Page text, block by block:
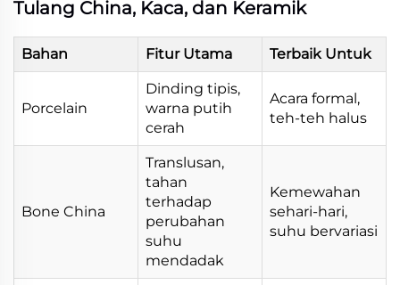
Tulang China, Kaca, dan Keramik
Bahan Fitur Utama Terbaik Untuk
Porcelain
Dinding tipis,
warna putih
cerah
Acara formal,
teh-teh halus
Bone China
Translusan,
tahan
terhadap
perubahan
suhu
mendadak
Kemewahan
sehari-hari,
suhu bervariasi